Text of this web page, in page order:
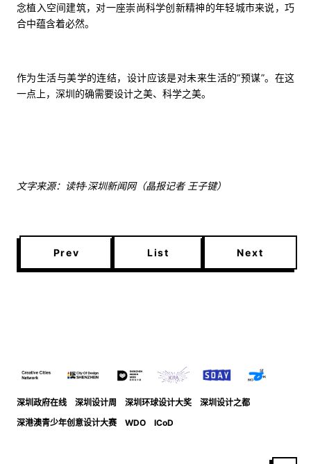
念植入空间建筑，对一座崇尚科学创新精神的年轻城市来说，巧
合中蕴含着必然。
作为生活与美学的连结，设计应该是对未来生活的“预谋”。在这
一点上，深圳的确需要设计之美、科学之美。
文字来源：读特·深圳新闻网（晶报记者 王子键）
Prev List Next
深圳政府在线 深圳设计周 深圳环球设计大奖
深圳设计之都
深港澳青少年创意设计大赛
WDO ICoD